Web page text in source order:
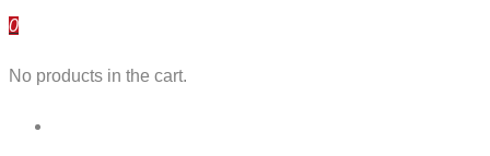
0
No products in the cart.